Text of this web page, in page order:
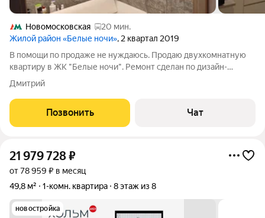
Новомосковская
20 мин.
Жилой район «Белые ночи», 2 квартал 2019
В помощи по продаже не нуждаюсь. Продаю двухкомнатную
квартиру в ЖК "Белые ночи". Ремонт сделан по дизайн-
проекту, стены, пол и потолок шумоизолированы на 10 см.
Кухня и гостиная объединены, много света. Квартира
полностью меблирована и оснащена
Дмитрий
Позвонить Чат
21 979 728₽
от 78 959 ₽ в месяц
49,8 м²
1-комн. квартира 8 этаж из 8
новостройка